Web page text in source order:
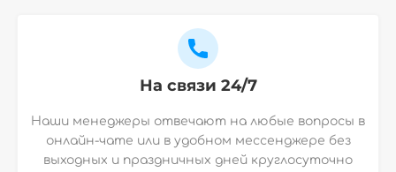
На связи 24/7
Наши менеджеры отвечают на любые вопросы в
онлайн-чате или в удобном мессенджере без
выходных и праздничных дней круглосуточно